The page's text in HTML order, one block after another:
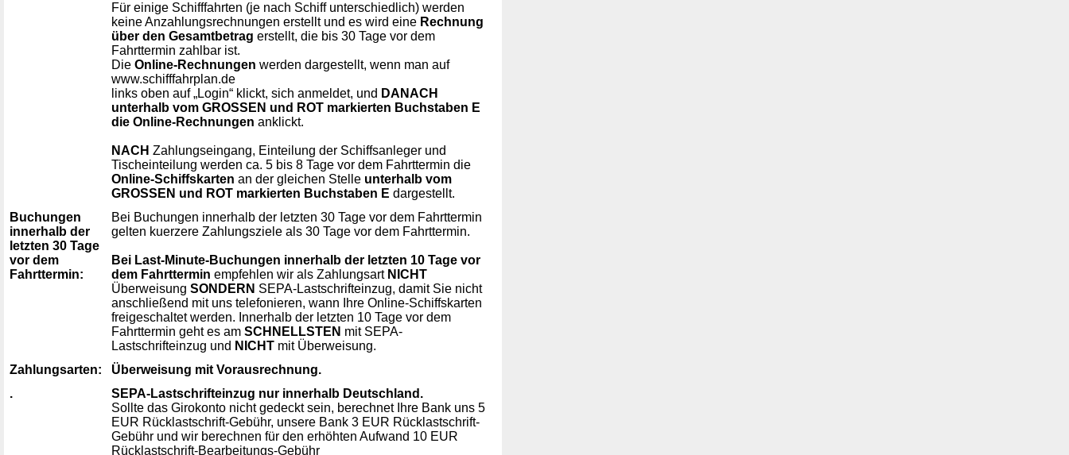
Für einige Schifffahrten (je nach Schiff unterschiedlich) werden
keine Anzahlungsrechnungen erstellt und es wird eine Rechnung
über den Gesamtbetrag erstellt, die bis 30 Tage vor dem
Fahrttermin zahlbar ist.
Die Online-Rechnungen werden dargestellt, wenn man auf
www.schifffahrplan.de
links oben auf „Login“ klickt, sich anmeldet, und DANACH
unterhalb vom GROSSEN und ROT markierten Buchstaben E
die Online-Rechnungen anklickt.
NACH Zahlungseingang, Einteilung der Schiffsanleger und
Tischeinteilung werden ca. 5 bis 8 Tage vor dem Fahrttermin die
Online-Schiffskarten an der gleichen Stelle unterhalb vom
GROSSEN und ROT markierten Buchstaben E dargestellt.
Buchungen
innerhalb der
letzten 30 Tage
vor dem
Fahrttermin:
Bei Buchungen innerhalb der letzten 30 Tage vor dem Fahrttermin
gelten kuerzere Zahlungsziele als 30 Tage vor dem Fahrttermin.
Bei Last-Minute-Buchungen innerhalb der letzten 10 Tage vor
dem Fahrttermin empfehlen wir als Zahlungsart NICHT
Überweisung SONDERN SEPA-Lastschrifteinzug, damit Sie nicht
anschließend mit uns telefonieren, wann Ihre Online-Schiffskarten
freigeschaltet werden. Innerhalb der letzten 10 Tage vor dem
Fahrttermin geht es am SCHNELLSTEN mit SEPA-
Lastschrifteinzug und NICHT mit Überweisung.
Zahlungsarten:
Überweisung mit Vorausrechnung.
.
SEPA-Lastschrifteinzug nur innerhalb Deutschland.
Sollte das Girokonto nicht gedeckt sein, berechnet Ihre Bank uns 5
EUR Rücklastschrift-Gebühr, unsere Bank 3 EUR Rücklastschrift-
Gebühr und wir berechnen für den erhöhten Aufwand 10 EUR
Rücklastschrift-Bearbeitungs-Gebühr